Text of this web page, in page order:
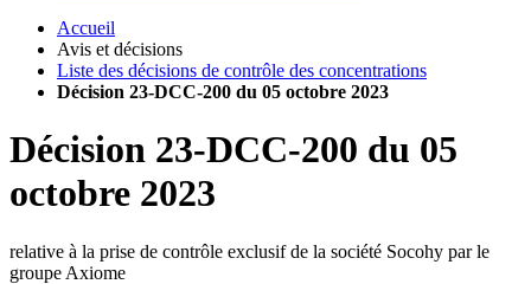
Accueil
Avis et décisions
Liste des décisions de contrôle des concentrations
Décision 23-DCC-200 du 05 octobre 2023
Décision 23-DCC-200 du 05
octobre 2023
relative à la prise de contrôle exclusif de la société Socohy par le
groupe Axiome